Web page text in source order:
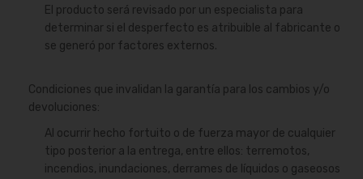
El producto será revisado por un especialista para
determinar si el desperfecto es atribuible al fabricante o
se generó por factores externos.
Condiciones que invalidan la garantía para los cambios y/o
devoluciones:
Al ocurrir hecho fortuito o de fuerza mayor de cualquier
tipo posterior a la entrega, entre ellos: terremotos,
incendios, inundaciones, derrames de líquidos o gaseosos